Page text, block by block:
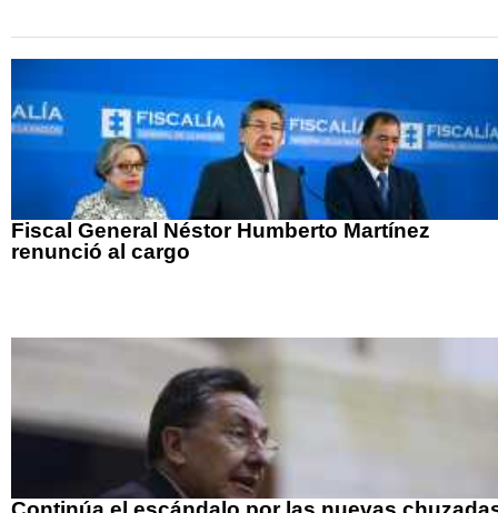
Fiscal General Néstor Humberto Martínez
renunció al cargo